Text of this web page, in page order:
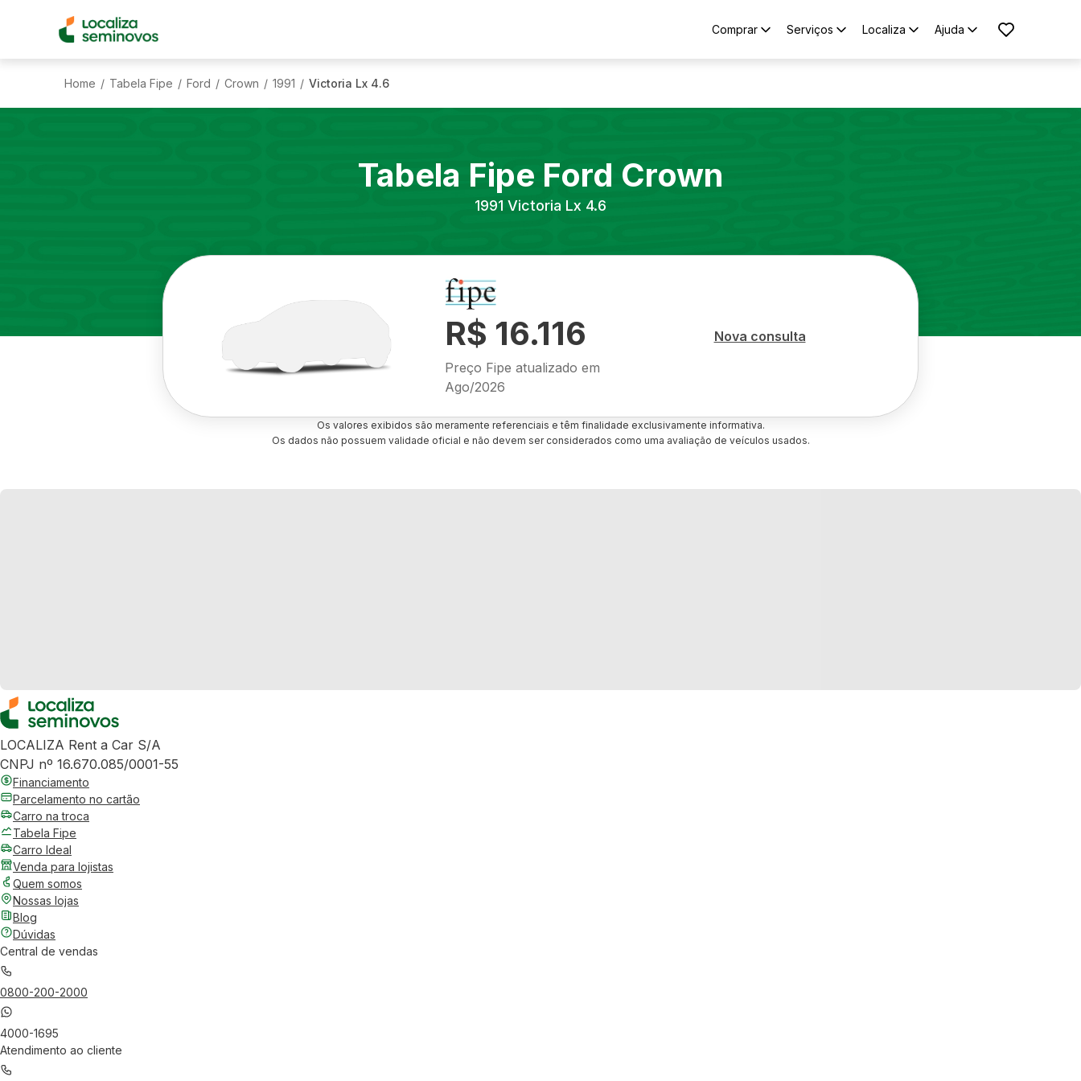
Comprar Serviços Localiza Ajuda
Home / Tabela Fipe / Ford / Crown / 1991 / Victoria Lx 4.6
Tabela Fipe Ford Crown
1991 Victoria Lx 4.6
R$ 16.116
Preço Fipe atualizado em
Ago/2026
Nova consulta
Os valores exibidos são meramente referenciais e têm finalidade exclusivamente informativa.
Os dados não possuem validade oficial e não devem ser considerados como uma avaliação de veículos usados.
LOCALIZA Rent a Car S/A
CNPJ nº 16.670.085/0001-55
Financiamento
Parcelamento no cartão
Carro na troca
Tabela Fipe
Carro Ideal
Venda para lojistas
Quem somos
Nossas lojas
Blog
Dúvidas
Central de vendas
0800-200-2000
4000-1695
Atendimento ao cliente